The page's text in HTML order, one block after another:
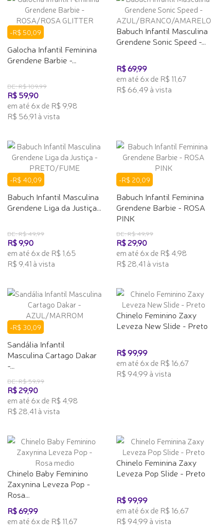
-R$ 50,09
Galocha Infantil Feminina
Grendene Barbie -...
DE: R$ 109,99
R$ 59,90
em até 6x de R$ 9,98
R$ 56,91 à vista
Babuch Infantil Masculina
Grendene Sonic Speed -...
R$ 69,99
em até 6x de R$ 11,67
R$ 66,49 à vista
-R$ 40,09
Babuch Infantil Masculina
Grendene Liga da Justiça...
DE: R$ 49,99
R$ 9,90
em até 6x de R$ 1,65
R$ 9,41 à vista
-R$ 20,09
Babuch Infantil Feminina
Grendene Barbie - ROSA
PINK
DE: R$ 49,99
R$ 29,90
em até 6x de R$ 4,98
R$ 28,41 à vista
-R$ 30,09
Sandália Infantil
Masculina Cartago Dakar
-...
DE: R$ 59,99
R$ 29,90
em até 6x de R$ 4,98
R$ 28,41 à vista
Chinelo Feminino Zaxy
Leveza New Slide - Preto
R$ 99,99
em até 6x de R$ 16,67
R$ 94,99 à vista
Chinelo Baby Feminino
Zaxynina Leveza Pop -
Rosa...
R$ 69,99
em até 6x de R$ 11,67
Chinelo Feminina Zaxy
Leveza Pop Slide - Preto
R$ 99,99
em até 6x de R$ 16,67
R$ 94,99 à vista